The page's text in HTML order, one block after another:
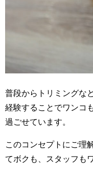
普段からトリミングな
経験することでワンコ
過ごせています。
このコンセプトにご理
てボクも、スタッフも